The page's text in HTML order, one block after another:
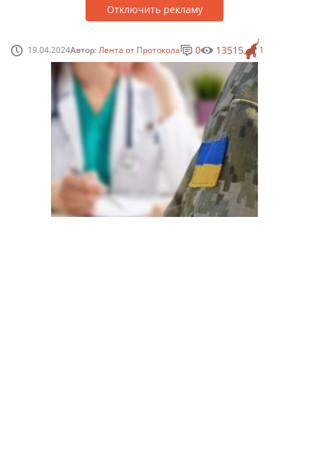
Отключить рекламу
19.04.2024Автор:Лента от Протокола 1
0 13515